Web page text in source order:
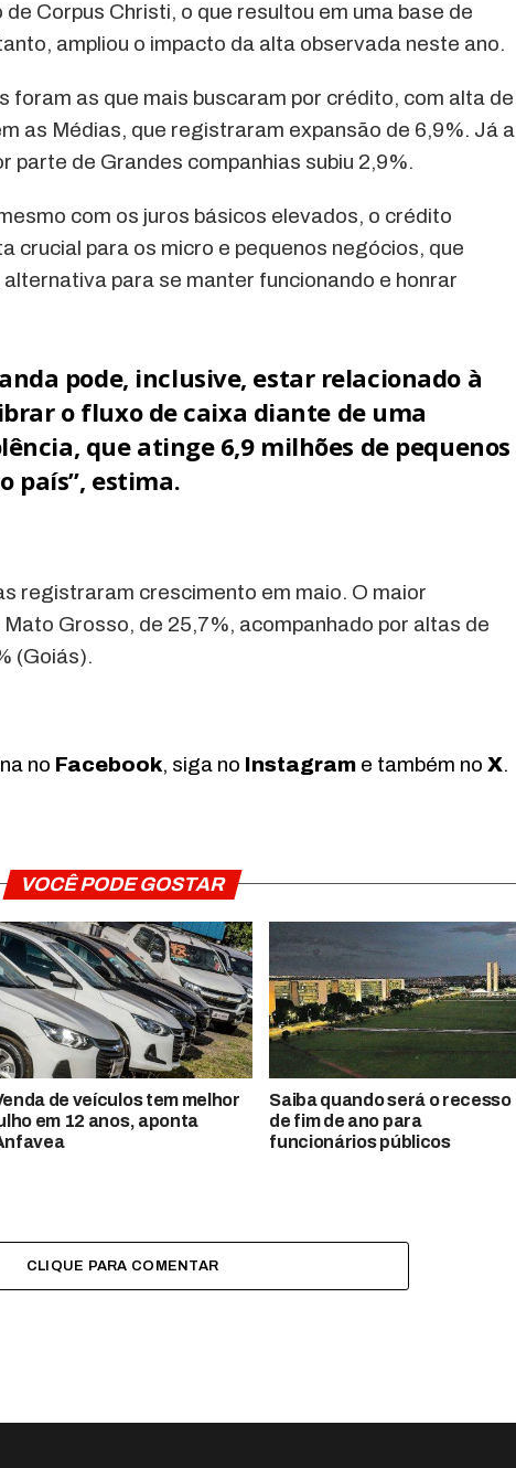
Corpus Christi, o que resultou em uma base de
ampliou o impacto da alta observada neste ano.
foram as que mais buscaram por crédito, com alta de
as Médias, que registraram expansão de 6,9%. Já a
parte de Grandes companhias subiu 2,9%.
com os juros básicos elevados, o crédito
crucial para os micro e pequenos negócios, que
para se manter funcionando e honrar
pode, inclusive, estar relacionado à
o fluxo de caixa diante de uma
que atinge 6,9 milhões de pequenos
país”, estima.
registraram crescimento em maio. O maior
Grosso, de 25,7%, acompanhado por altas de
(Goiás).
no Facebook, siga no Instagram e também no X.
VOCÊ PODE GOSTAR
de veículos tem melhor
em 12 anos, aponta
Saiba quando será o recesso
de fim de ano para
funcionários públicos
CLIQUE PARA COMENTAR